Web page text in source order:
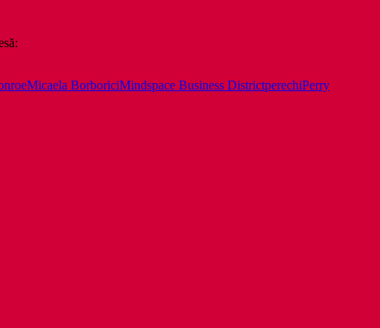
Micaela BorboriciMindspace Business DistrictperechiPerry